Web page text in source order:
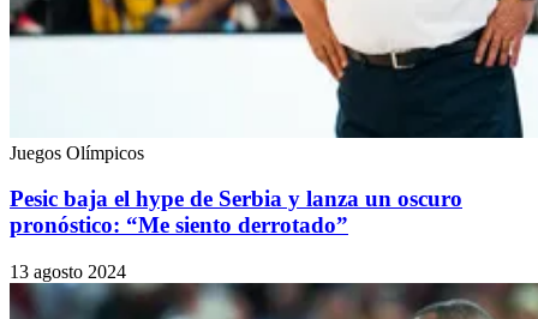
Juegos Olímpicos
Pesic baja el hype de Serbia y lanza un oscuro
pronóstico: “Me siento derrotado”
13 agosto 2024